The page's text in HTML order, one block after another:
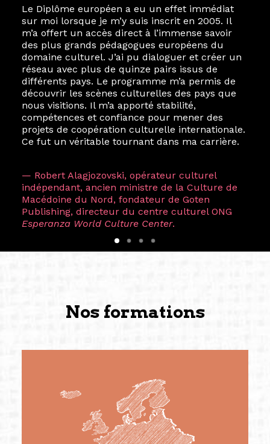
Le Diplôme européen a eu un effet immédiat
sur moi lorsque je m’y suis inscrit en 2005. Il
m’a offert un accès direct à l’immense savoir
des plus grands pédagogues européens du
domaine culturel. J’ai pu dialoguer et créer un
réseau avec plus de quinze pairs issus de
différents pays. Le programme m’a permis de
découvrir les scènes culturelles des pays que
nous visitions. Il m’a apporté stabilité,
compétences et confiance pour mener des
projets de coopération culturelle internationale.
Ce fut un véritable tournant dans ma carrière.
— Robert Alagjozovski, opérateur culturel
indépendant, ancien ministre de la Culture de
Macédoine du Nord, fondateur de Goten
Publishing, directeur du centre culturel ONG
Esperanza World Culture Center.
Nos formations